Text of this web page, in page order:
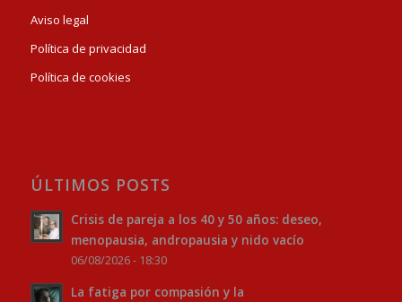
Aviso legal
Política de privacidad
Política de cookies
ÚLTIMOS POSTS
Crisis de pareja a los 40 y 50 años: deseo,
menopausia, andropausia y nido vacío
06/08/2026 - 18:30
La fatiga por compasión y la